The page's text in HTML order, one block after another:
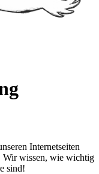
Internetseiten
Wir wissen, wie wichtig
sind!